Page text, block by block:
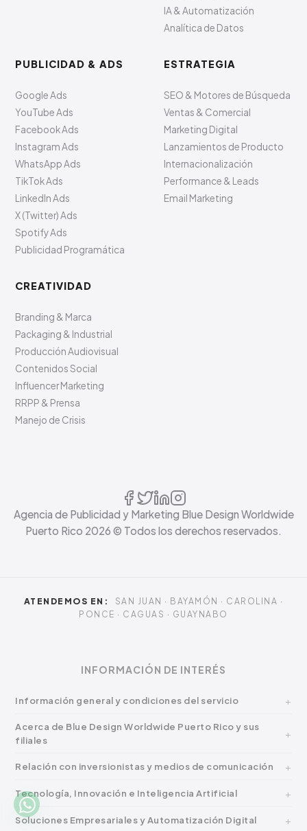
IA & Automatización
Analítica de Datos
PUBLICIDAD & ADS
Google Ads
YouTube Ads
Facebook Ads
Instagram Ads
WhatsApp Ads
TikTok Ads
LinkedIn Ads
X (Twitter) Ads
Spotify Ads
Publicidad Programática
ESTRATEGIA
SEO & Motores de Búsqueda
Ventas & Comercial
Marketing Digital
Lanzamientos de Producto
Internacionalización
Performance & Leads
Email Marketing
CREATIVIDAD
Branding & Marca
Packaging & Industrial
Producción Audiovisual
Contenidos Social
Influencer Marketing
RRPP & Prensa
Manejo de Crisis
Agencia de Publicidad y Marketing Blue Design Worldwide
Puerto Rico 2026 © Todos los derechos reservados.
ATENDEMOS EN:
SAN JUAN · BAYAMÓN · CAROLINA ·
PONCE · CAGUAS · GUAYNABO
INFORMACIÓN DE INTERÉS
Información general y condiciones del servicio
Acerca de Blue Design Worldwide Puerto Rico y sus
filiales
Relación con inversionistas y medios de comunicación
Tecnología, Innovación e Inteligencia Artificial
Soluciones Empresariales y Automatización Digital